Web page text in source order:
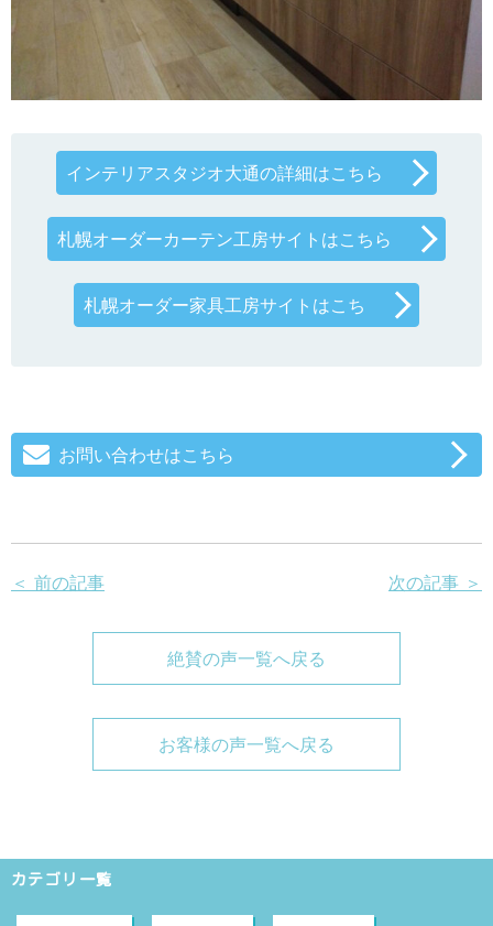
インテリアスタジオ大通の詳細はこちら
札幌オーダーカーテン工房サイトはこちら
札幌オーダー家具工房サイトはこち
お問い合わせはこちら
＜ 前の記事 次の記事 ＞
絶賛の声一覧へ戻る
お客様の声一覧へ戻る
カテゴリ一覧